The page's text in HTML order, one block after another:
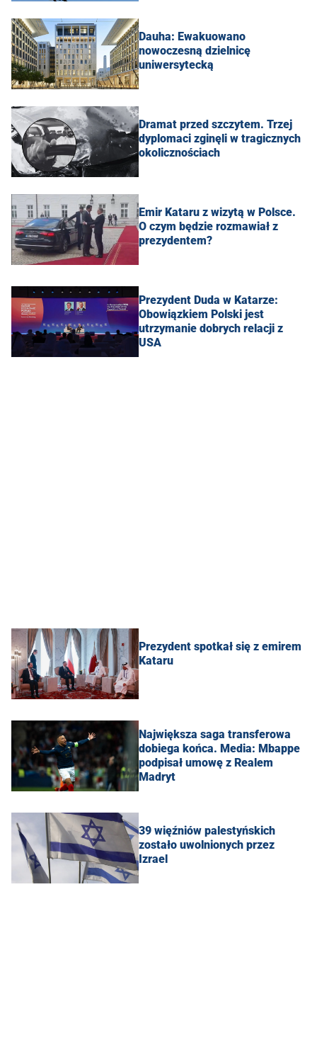
Dauha: Ewakuowano
nowoczesną dzielnicę
uniwersytecką
Dramat przed szczytem. Trzej
dyplomaci zginęli w tragicznych
okolicznościach
Emir Kataru z wizytą w Polsce.
O czym będzie rozmawiał z
prezydentem?
Prezydent Duda w Katarze:
Obowiązkiem Polski jest
utrzymanie dobrych relacji z
USA
Prezydent spotkał się z emirem
Kataru
Największa saga transferowa
dobiega końca. Media: Mbappe
podpisał umowę z Realem
Madryt
39 więźniów palestyńskich
zostało uwolnionych przez
Izrael